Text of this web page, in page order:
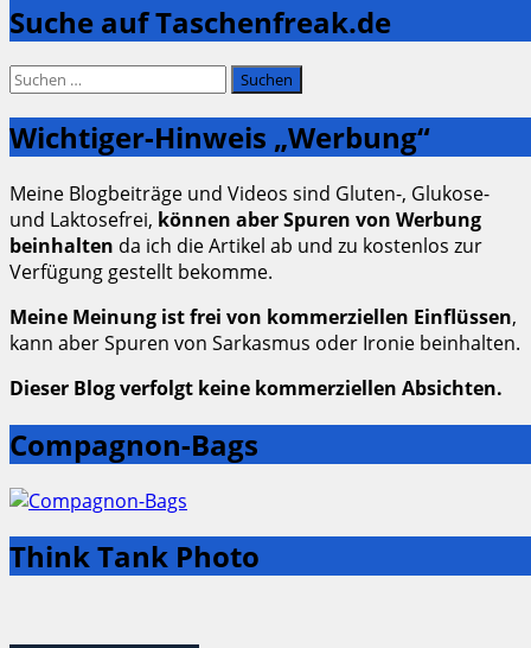
Suche auf Taschenfreak.de
Suchen
Wichtiger-Hinweis „Werbung“
Meine Blogbeiträge und Videos sind Gluten-, Glukose-
und Laktosefrei, können aber Spuren von Werbung
beinhalten da ich die Artikel ab und zu kostenlos zur
Verfügung gestellt bekomme.
Meine Meinung ist frei von kommerziellen Einflüssen,
kann aber Spuren von Sarkasmus oder Ironie beinhalten.
Dieser Blog verfolgt keine kommerziellen Absichten.
Compagnon-Bags
Think Tank Photo